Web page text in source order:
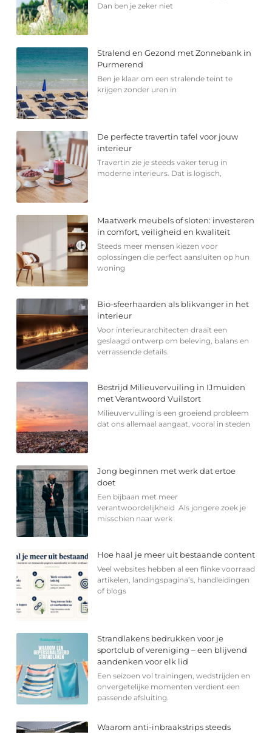
Dan ben je zeker niet
Stralend en Gezond met Zonnebank in
Purmerend
Ben je klaar om een stralende teint te
krijgen zonder uren in
De perfecte travertin tafel voor jouw
interieur
Travertin zie je steeds vaker terug in
moderne interieurs. Dat is logisch,
Maatwerk meubels of sloten: investeren
in comfort, veiligheid en kwaliteit
Steeds meer mensen kiezen voor
oplossingen die perfect aansluiten op hun
woning
Bio-sfeerhaarden als blikvanger in het
interieur
Voor interieurarchitecten draait een
geslaagd ontwerp om beleving, balans en
verrassende details.
Bestrijd Milieuvervuiling in IJmuiden
met Verantwoord Vuilstort
Milieuvervuiling is een groeiend probleem
dat ons allemaal aangaat, vooral in steden
Jong beginnen met werk dat ertoe
doet
Een bijbaan met meer
verantwoordelijkheid Als jongere zoek je
misschien naar werk
Hoe haal je meer uit bestaande content
Veel websites hebben al een flinke voorraad
artikelen, landingspagina’s, handleidingen
of blogs
Strandlakens bedrukken voor je
sportclub of vereniging – een blijvend
aandenken voor elk lid
Een seizoen vol trainingen, wedstrijden en
onvergetelijke momenten verdient een
passende afsluiting.
Waarom anti-inbraakstrips steeds